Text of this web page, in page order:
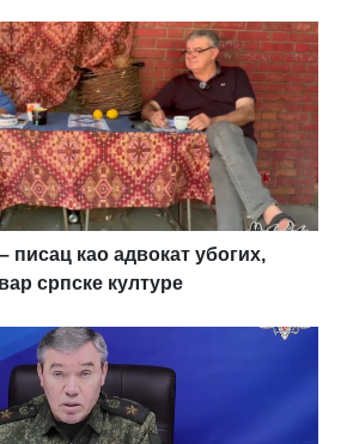
писац као адвокат убогих,
српске културе